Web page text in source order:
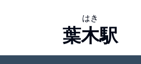
はき
葉木駅